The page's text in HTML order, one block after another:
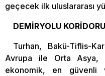
geçecek ilk uluslararası
DEMİRYOLU KORİDORU
Turhan, Bakü-Tiflis-
Avrupa ile Orta Asya,
ekonomik, en